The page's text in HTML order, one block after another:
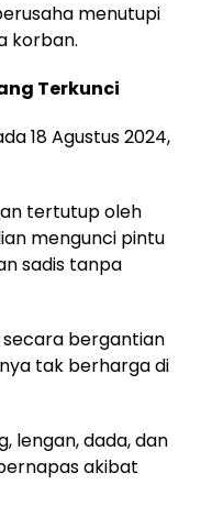
menutupi
korban.
Terkunci
18 Agustus 2024,
tertutup oleh
mengunci pintu
sadis tanpa
secara bergantian
tak berharga di
lengan, dada, dan
akibat